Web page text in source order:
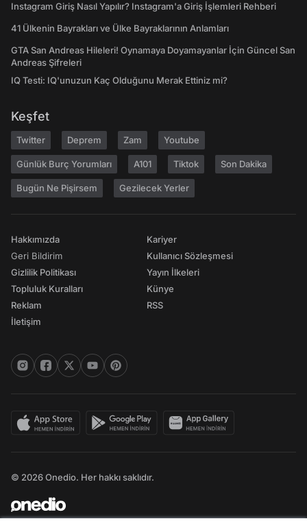
Instagram Giriş Nasıl Yapılır? Instagram'a Giriş İşlemleri Rehberi
41 Ülkenin Bayrakları ve Ülke Bayraklarının Anlamları
GTA San Andreas Hileleri! Oynamaya Doyamayanlar İçin Güncel San
Andreas Şifreleri
IQ Testi: IQ'unuzun Kaç Olduğunu Merak Ettiniz mi?
Keşfet
Twitter Deprem Zam Youtube
Günlük Burç Yorumları A101 Tiktok Son Dakika
Bugün Ne Pişirsem Gezilecek Yerler
Hakkımızda
Geri Bildirim
Gizlilik Politikası
Topluluk Kuralları
Reklam
İletişim
Kariyer
Kullanıcı Sözleşmesi
Yayın İlkeleri
Künye
RSS
© 2026 Onedio. Her hakkı saklıdır.